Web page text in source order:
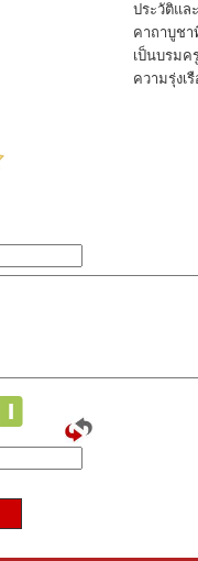
ประวัติแล
คาถาบูชา
เป็นบรมค
ความรุ่งเ